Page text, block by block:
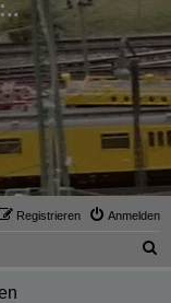
Anmelden
Registrieren